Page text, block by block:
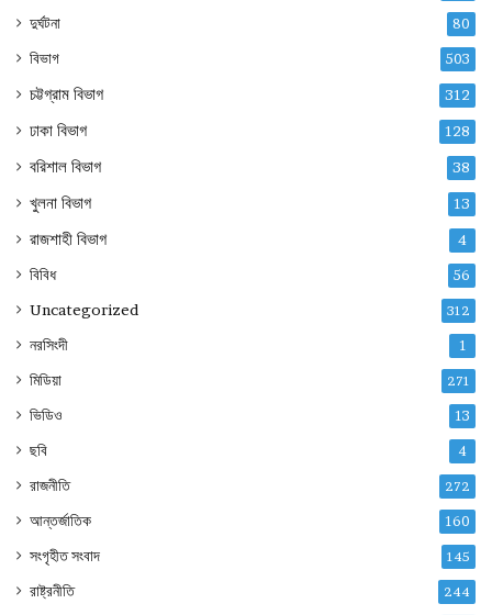
দুর্ঘটনা 80
বিভাগ 503
চট্টগ্রাম বিভাগ 312
ঢাকা বিভাগ 128
বরিশাল বিভাগ 38
খুলনা বিভাগ 13
রাজশাহী বিভাগ 4
বিবিধ 56
Uncategorized 312
নরসিংদী 1
মিডিয়া 271
ভিডিও 13
ছবি 4
রাজনীতি 272
আন্তর্জাতিক 160
সংগৃহীত সংবাদ 145
রাষ্ট্রনীতি 244